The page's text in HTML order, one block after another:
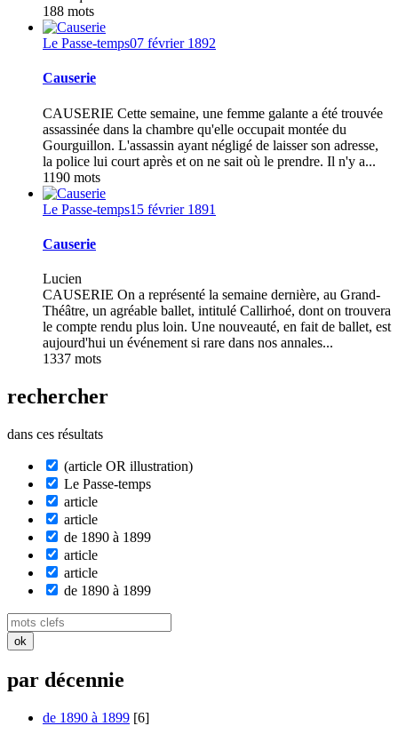
188 mots
Le Passe-temps07 février 1892
Causerie
CAUSERIE Cette semaine, une femme galante a été trouvée
assassinée dans la chambre qu'elle occupait montée du
Gourguillon. L'assassin ayant négligé de laisser son adresse,
la police lui court après et on ne sait où le prendre. Il n'y a...
1190 mots
Le Passe-temps15 février 1891
Causerie
Lucien
CAUSERIE On a représenté la semaine dernière, au Grand-
Théâtre, un agréable ballet, intitulé Callirhoé, dont on trouvera
le compte rendu plus loin. Une nouveauté, en fait de ballet, est
aujourd'hui un événement si rare dans nos annales...
1337 mots
rechercher
dans ces résultats
(article OR illustration)
Le Passe-temps
article
article
de 1890 à 1899
article
article
de 1890 à 1899
par décennie
de 1890 à 1899 [6]